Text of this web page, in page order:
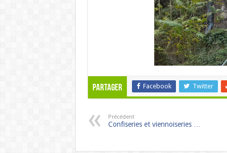
Partager Facebook Twitter
Précédent
Confiseries et viennoiseries …